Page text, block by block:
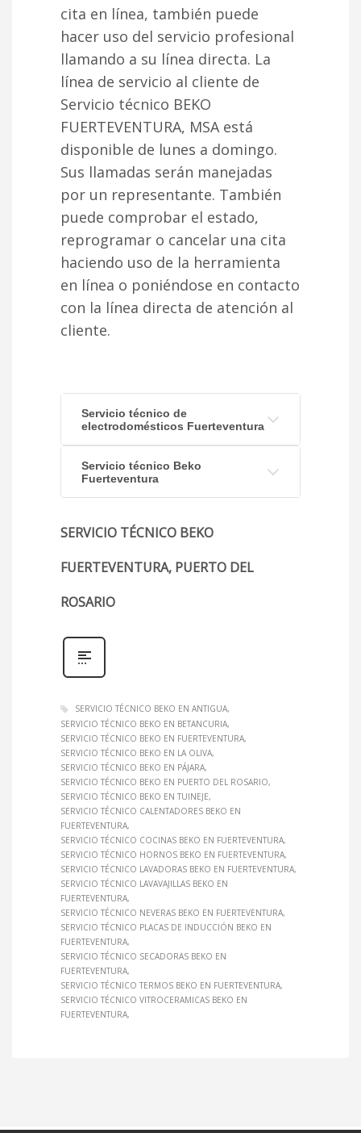
cita en línea, también puede
hacer uso del servicio profesional
llamando a su línea directa. La
línea de servicio al cliente de
Servicio técnico BEKO
FUERTEVENTURA, MSA está
disponible de lunes a domingo.
Sus llamadas serán manejadas
por un representante. También
puede comprobar el estado,
reprogramar o cancelar una cita
haciendo uso de la herramienta
en línea o poniéndose en contacto
con la línea directa de atención al
cliente.
Servicio técnico de
electrodomésticos Fuerteventura
Servicio técnico Beko
Fuerteventura
SERVICIO TÉCNICO BEKO
FUERTEVENTURA, PUERTO DEL
ROSARIO
SERVICIO TÉCNICO BEKO EN ANTIGUA
SERVICIO TÉCNICO BEKO EN BETANCURIA
SERVICIO TÉCNICO BEKO EN FUERTEVENTURA
SERVICIO TÉCNICO BEKO EN LA OLIVA
SERVICIO TÉCNICO BEKO EN PÁJARA
SERVICIO TÉCNICO BEKO EN PUERTO DEL ROSARIO
SERVICIO TÉCNICO BEKO EN TUINEJE
SERVICIO TÉCNICO CALENTADORES BEKO EN
FUERTEVENTURA
SERVICIO TÉCNICO COCINAS BEKO EN FUERTEVENTURA
SERVICIO TÉCNICO HORNOS BEKO EN FUERTEVENTURA
SERVICIO TÉCNICO LAVADORAS BEKO EN FUERTEVENTURA
SERVICIO TÉCNICO LAVAVAJILLAS BEKO EN
FUERTEVENTURA
SERVICIO TÉCNICO NEVERAS BEKO EN FUERTEVENTURA
SERVICIO TÉCNICO PLACAS DE INDUCCIÓN BEKO EN
FUERTEVENTURA
SERVICIO TÉCNICO SECADORAS BEKO EN
FUERTEVENTURA
SERVICIO TÉCNICO TERMOS BEKO EN FUERTEVENTURA
SERVICIO TÉCNICO VITROCERAMICAS BEKO EN
FUERTEVENTURA